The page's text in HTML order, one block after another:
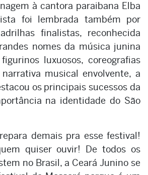
à cantora paraibana Elba
foi lembrada também por
finalistas, reconhecida
nomes da música junina
luxuosos, coreografias
musical envolvente, a
os principais sucessos da
na identidade do São
demais pra esse festival!
quiser ouvir! De todos os
no Brasil, a Ceará Junino se